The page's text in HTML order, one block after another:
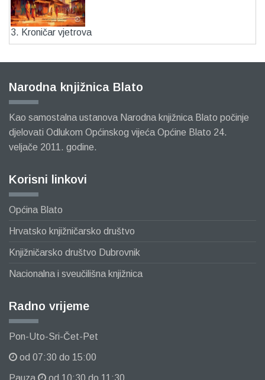
3. Kroničar vjetrova
Narodna knjižnica Blato
Kao samostalna ustanova Narodna knjižnica Blato počinje
djelovati Odlukom Općinskog vijeća Općine Blato 24.
veljače 2011. godine.
Korisni linkovi
Općina Blato
Hrvatsko knjižničarsko društvo
Knjižničarsko društvo Dubrovnik
Nacionalna i sveučilišna knjižnica
Radno vrijeme
Pon-Uto-Sri-Čet-Pet
od 07:30 do 15:00
Pauza od 10:30 do 11:30